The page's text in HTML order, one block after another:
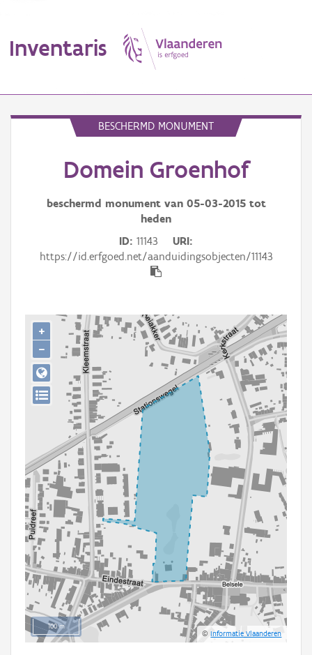
Inventaris
Aanduidingsobject
Persoon of collectief
Downloads
Hergebruik
BESCHERMD MONUMENT
Domein Groenhof
beschermd monument van 05-03-2015tot
heden
ID 11143
URI
https://id.erfgoed.net/aanduidingsobjecten/11143
100 m
©Informatie Vlaanderen
+
−